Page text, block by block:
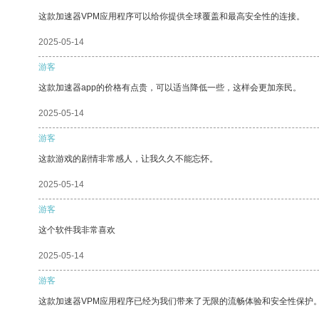
这款加速器VPM应用程序可以给你提供全球覆盖和最高安全性的连接。
2025-05-14
游客
这款加速器app的价格有点贵，可以适当降低一些，这样会更加亲民。
2025-05-14
游客
这款游戏的剧情非常感人，让我久久不能忘怀。
2025-05-14
游客
这个软件我非常喜欢
2025-05-14
游客
这款加速器VPM应用程序已经为我们带来了无限的流畅体验和安全性保护